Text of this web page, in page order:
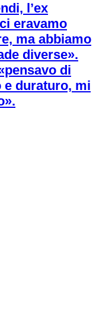
l’ex
eravamo
ma abbiamo
diverse».
di
e duraturo, mi